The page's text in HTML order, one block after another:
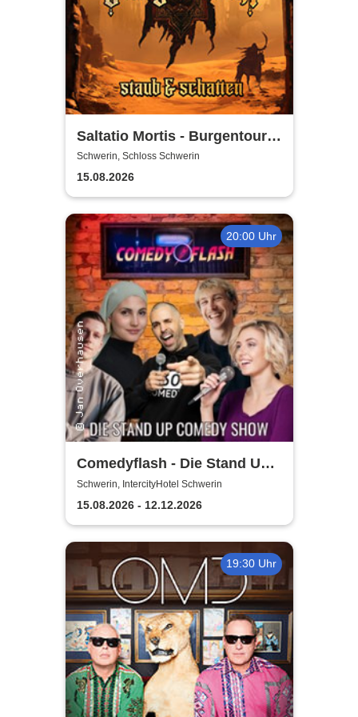
Saltatio Mortis - Burgentour -
Staub & Schatten
Schwerin, Schloss Schwerin
15.08.2026
20:00 Uhr
Comedyflash - Die Stand Up
Comedy Show in Schwerin
Schwerin, IntercityHotel Schwerin
15.08.2026 - 12.12.2026
19:30 Uhr